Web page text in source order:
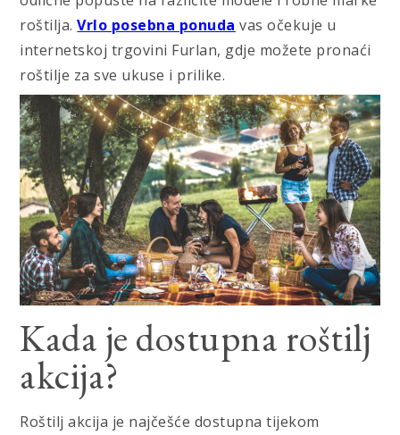
roštilja.Vrlo posebna ponuda vas očekuje u
internetskoj trgovini Furlan, gdje možete pronaći
roštilje za sve ukuse i prilike.
Kada je dostupna roštilj
akcija?
Roštilj akcija je najčešće dostupna tijekom